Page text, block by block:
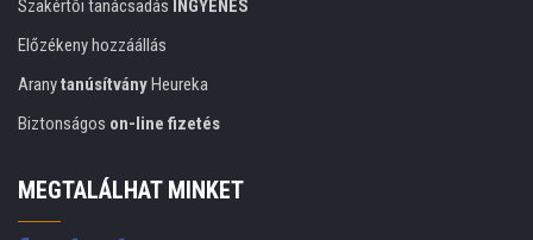
Szakértői tanácsadás INGYENES
Előzékeny hozzáállás
AranytanúsítványHeureka
Biztonságos on-line fizetés
MEGTALÁLHAT MINKET